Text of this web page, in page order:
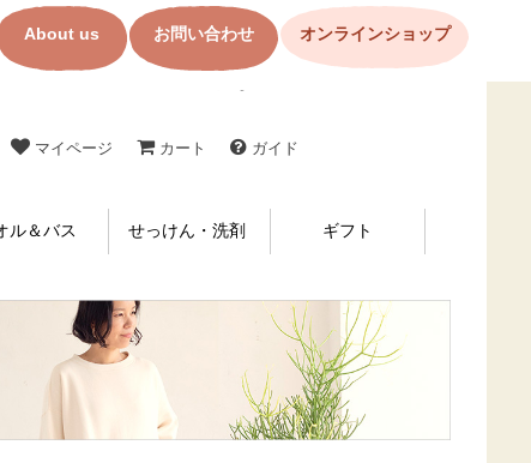
About us お問い合わせ オンラインショップ
マイページ カート ガイド
ル＆バス せっけん・洗剤 ギフト